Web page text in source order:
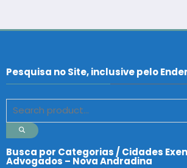
Pesquisa no Site, inclusive pelo
Busca por Categorias / Cidades
Advogados – Nova Andradina